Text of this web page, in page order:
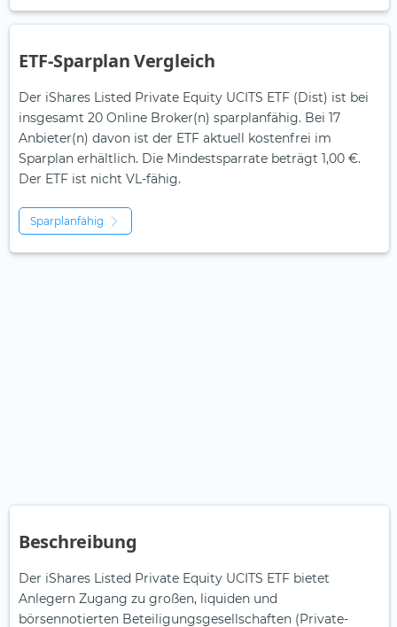
ETF-Sparplan Vergleich
Der iShares Listed Private Equity UCITS ETF (Dist) ist bei
insgesamt 20 Online Broker(n) sparplanfähig. Bei 17
Anbieter(n) davon ist der ETF aktuell kostenfrei im
Sparplan erhältlich. Die Mindestsparrate beträgt 1,00 €.
Der ETF ist nicht VL-fähig.
Sparplanfähig
Beschreibung
Der iShares Listed Private Equity UCITS ETF bietet
Anlegern Zugang zu großen, liquiden und
börsennotierten Beteiligungsgesellschaften (Private-